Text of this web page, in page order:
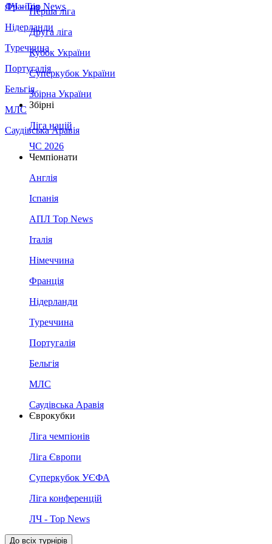
Франція
Нідерланди
Туреччина
Португалія
Бельгія
МЛС
Саудівська Аравія
ЛЧ - Top News
Перша ліга
Друга ліга
Кубок України
Суперкубок України
Збірна України
Збірні
Ліга націй
ЧС 2026
Чемпіонати
Англія
Іспанія
АПЛ Top News
Італія
Німеччина
Франція
Нідерланди
Туреччина
Португалія
Бельгія
МЛС
Саудівська Аравія
Єврокубки
Ліга чемпіонів
Ліга Європи
Суперкубок УЄФА
Ліга конференцій
ЛЧ - Top News
До всіх турнірів